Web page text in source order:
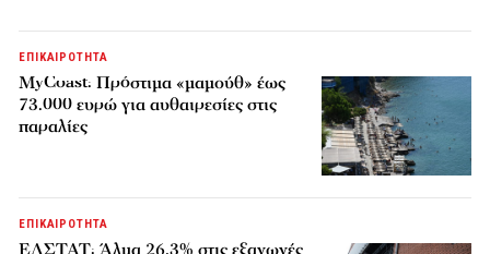
ΕΠΙΚΑΙΡΟΤΗΤΑ
MyCoast: Πρόστιμα «μαμούθ» έως
73.000 ευρώ για αυθαιρεσίες στις
παραλίες
ΕΠΙΚΑΙΡΟΤΗΤΑ